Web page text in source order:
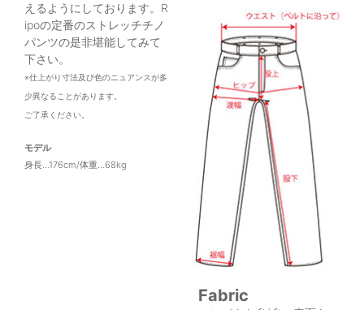
えるようにしております。R
ipoの定番のストレッチチノ
パンツの是非堪能してみて
下さい。
※仕上がり寸法及び色のニュアンスが多
少異なることがあります。
ご了承ください。
モデル
身長…176cm/体重…68kg
Fabric